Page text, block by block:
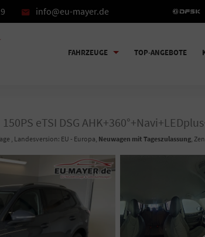
info@eu-mayer.de
FAHRZEUGE TOP-ANGEBOTE
150PS eTSI DSG
, Landesversion: EU - Europa, Neuwagen mit Tageszulassung,